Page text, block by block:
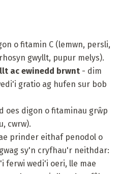
o fitamin C (lemwn, persli,
gwyllt, pupur melys).
ac ewinedd brwnt - dim
gratio ag hufen sur bob
oes digon o fitaminau grŵp
cwrw).
prinder eithaf penodol o
sy'n cryfhau'r neithdar:
ferwi wedi'i oeri, lle mae